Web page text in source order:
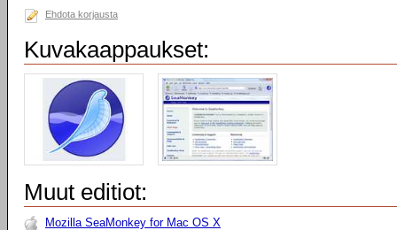
Ehdota korjausta
Kuvakaappaukset:
Muut editiot:
Mozilla SeaMonkey for Mac OS X